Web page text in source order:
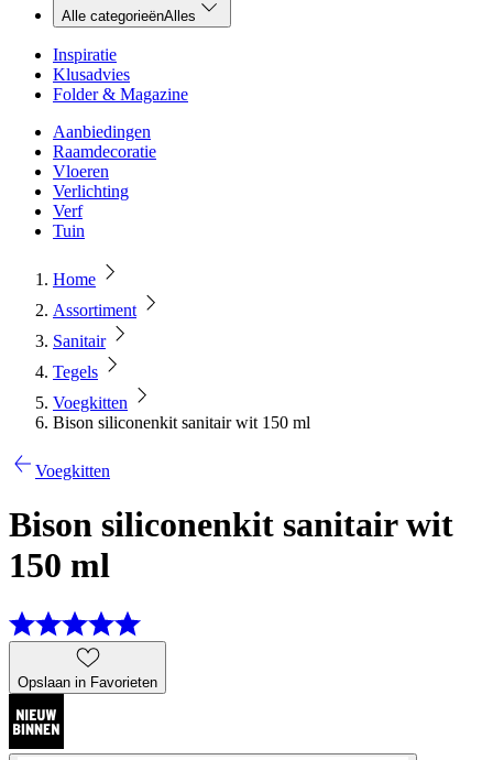
Alle categorieënAlles
Inspiratie
Klusadvies
Folder & Magazine
Aanbiedingen
Raamdecoratie
Vloeren
Verlichting
Verf
Tuin
Home
Assortiment
Sanitair
Tegels
Voegkitten
Bison siliconenkit sanitair wit 150 ml
Voegkitten
Bison siliconenkit sanitair wit
150 ml
Opslaan in Favorieten